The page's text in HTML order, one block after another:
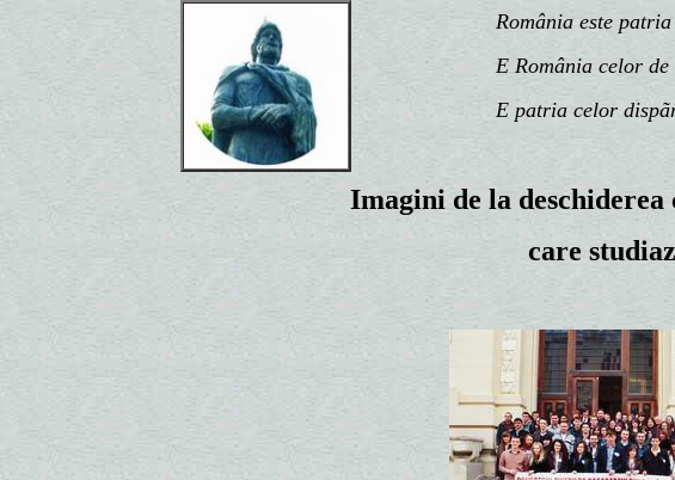
România este patria
E România celor de
E patria celor
Imagini de la
care